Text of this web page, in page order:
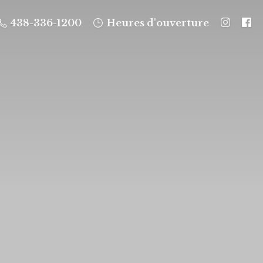
438-336-1200 Heures d'ouverture